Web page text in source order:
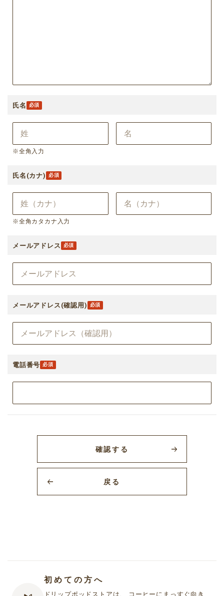
氏名
※全角入力
氏名(カナ)
※全角カタカナ入力
メールアドレス
メールアドレス(確認用)
電話番号
確認する
戻る
初めての方へ
ドリップポッドストアは、 コーヒーにまっすぐ向き